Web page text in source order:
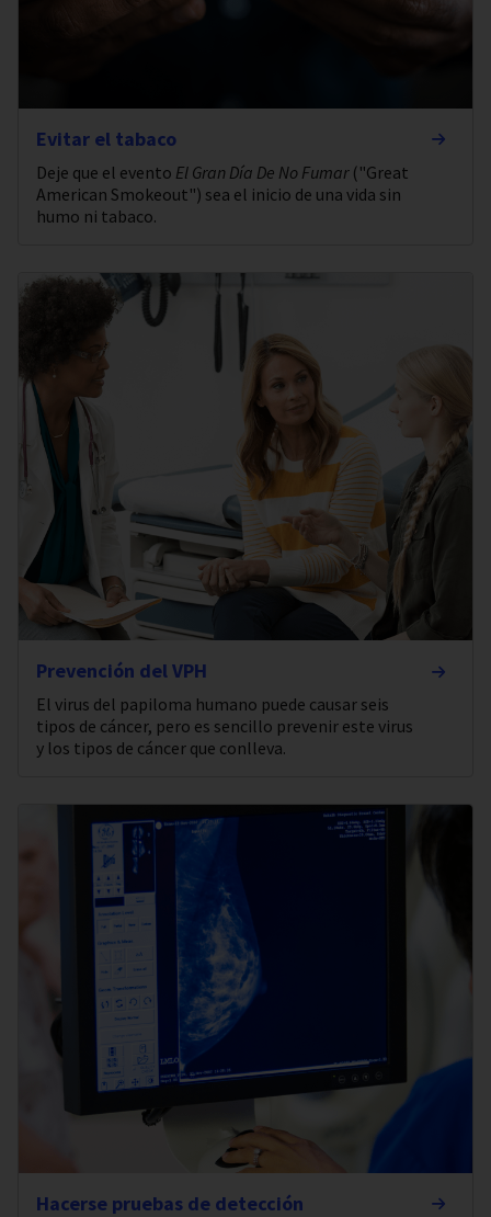
Evitar el tabaco
Deje que el evento El Gran Día De No Fumar("Great
American Smokeout") sea el inicio de una vida sin
humo ni tabaco.
Prevención del VPH
El virus del papiloma humano puede causar seis
tipos de cáncer, pero es sencillo prevenir este virus
y los tipos de cáncer que conlleva.
Hacerse pruebas de detección